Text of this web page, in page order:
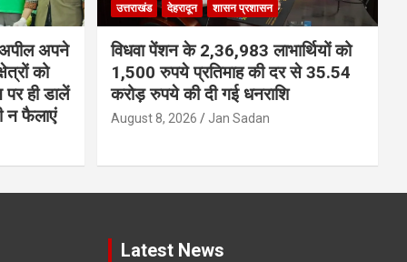
अपील अपने
को
पर ही डालें
न फैलाएं
उत्तराखंड देहरादून शासन प्रशासन
विधवा पेंशन के 2,36,983 लाभार्थियों को
1,500 रुपये प्रतिमाह की दर से 35.54
करोड़ रुपये की दी गई धनराशि
August 8, 2026 Jan Sadan
Latest News